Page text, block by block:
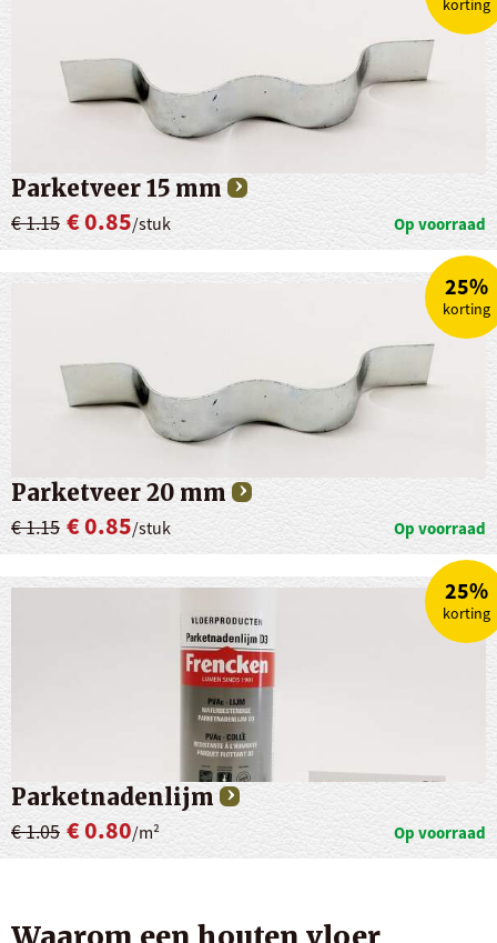
korting
Parketveer 15 mm
€ 1.15 € 0.85/stuk Op voorraad
25%
korting
Parketveer 20 mm
€ 1.15 € 0.85/stuk Op voorraad
25%
korting
Parketnadenlijm
€ 1.05 € 0.80/m² Op voorraad